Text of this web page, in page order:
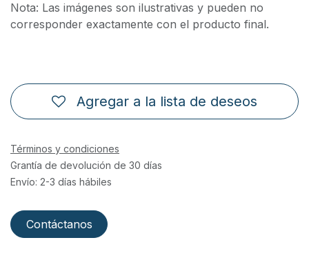
Nota: Las imágenes son ilustrativas y pueden no
corresponder exactamente con el producto final.
Agregar a la lista de deseos
Términos y condiciones
Grantía de devolución de 30 días
Envío: 2-3 días hábiles
Contáctanos